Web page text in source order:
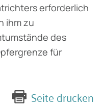
erforderlich
ihm zu
des
für
Seite drucken